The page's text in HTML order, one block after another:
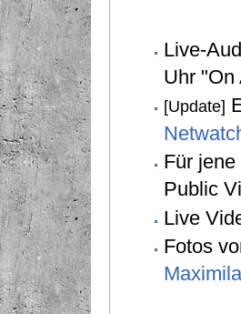
Live-
Uhr "On
[Update]
Für
Public
Live
Fotos